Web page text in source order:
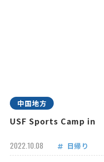
中国地方
USF Sports Camp in
2022.10.08 日帰り